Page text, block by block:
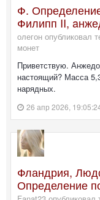
Ф.
Филипп II,
олегон опубликовал
монет
Приветствую.
настоящий? Масса
нарядных.
26 апр 2026,
Фландрия,
Определение